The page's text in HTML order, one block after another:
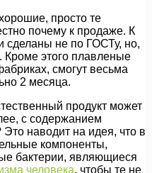
просто те
почему к продаже. К
сделаны не по ГОСТу, но,
Кроме этого плавленые
смогут весьма
2 месяца.
продукт может
с содержанием
наводит на идея, что в
компоненты,
бактерии, являющиеся
человека, чтобы те не